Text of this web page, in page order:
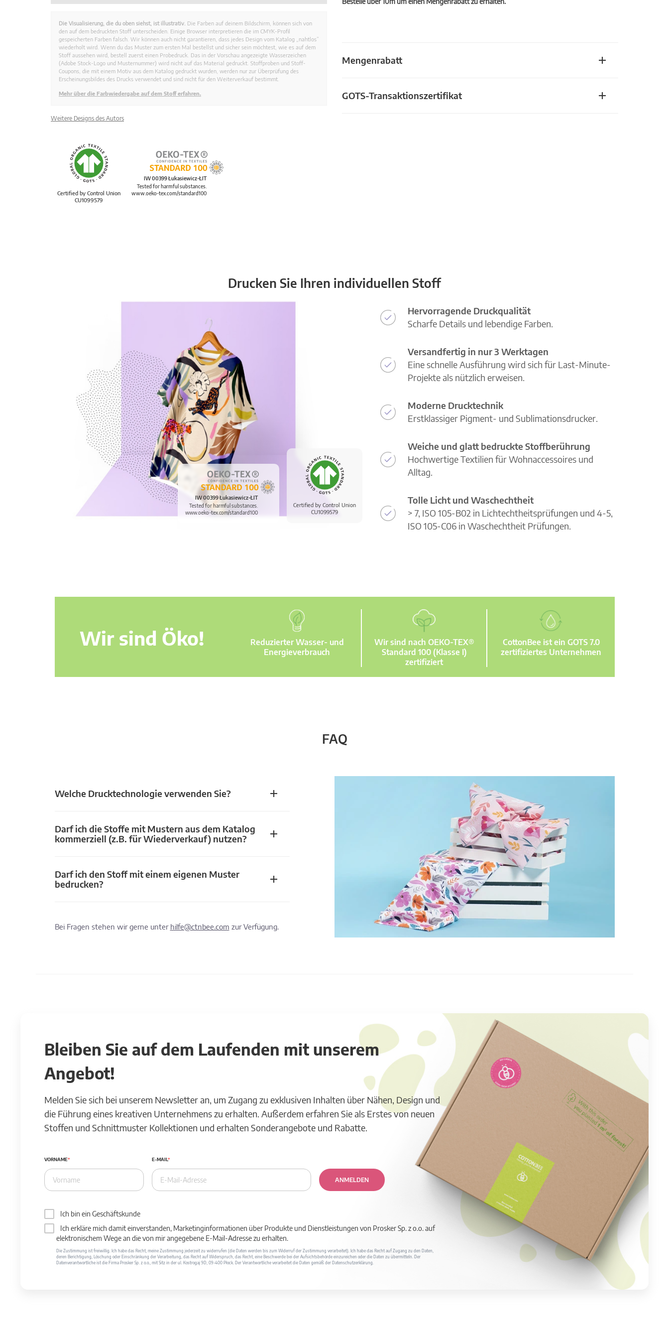
Mengenrabatt
GOTS-Transaktionszertifikat
Die Visualisierung, die du oben siehst, ist illustrativ. Die Farben auf deinem Bildschirm, können sich von
den auf dem bedruckten Stoff unterscheiden. Einige Browser interpretieren die im CMYK-Profil
gespeicherten Farben falsch. Wir können auch nicht garantieren, dass jedes Design vom Katalog „nahtlos”
wiederholt wird. Wenn du das Muster zum ersten Mal bestellst und sicher sein möchtest, wie es auf dem
Stoff aussehen wird, bestell zuerst einen Probedruck. Das in der Vorschau angezeigte Wasserzeichen
(Adobe Stock-Logo und Musternummer) wird nicht auf das Material gedruckt. Stoffproben und Stoff-
Coupons, die mit einem Motiv aus dem Katalog gedruckt wurden, werden nur zur Überprüfung des
Erscheinungsbildes des Drucks verwendet und sind nicht für den Weiterverkauf bestimmt.
Mehr über die Farbwiedergabe auf dem Stoff erfahren.
Weitere Designs des Autors
Certified by Control Union
CU1099579
IW 00399 Łukasiewicz-ŁIT
Tested for harmful substances.
www.oeko-tex.com/standard100
Drucken Sie Ihren individuellen Stoff
Certified by Control Union
CU1099579
IW 00399 Łukasiewicz-ŁIT
Tested for harmful substances.
www.oeko-tex.com/standard100
Hervorragende Druckqualität
Scharfe Details und lebendige Farben.
Versandfertig in nur 3 Werktagen
Eine schnelle Ausführung wird sich für Last-Minute-
Projekte als nützlich erweisen.
Moderne Drucktechnik
Erstklassiger Pigment- und Sublimationsdrucker.
Weiche und glatt bedruckte Stoffberührung
Hochwertige Textilien für Wohnaccessoires und
Alltag.
Tolle Licht und Waschechtheit
> 7, ISO 105-B02 in Lichtechtheitsprüfungen und 4-5,
ISO 105-C06 in Waschechtheit Prüfungen.
Wir sind Öko!
Reduzierter Wasser- und
Energieverbrauch
Wir sind nach OEKO-TEX®
Standard 100 (Klasse I)
zertifiziert
CottonBee ist ein GOTS 7.0
zertifiziertes Unternehmen
FAQ
Welche Drucktechnologie verwenden Sie?
Darf ich die Stoffe mit Mustern aus dem Katalog
kommerziell (z.B. für Wiederverkauf) nutzen?
Darf ich den Stoff mit einem eigenen Muster
bedrucken?
Bei Fragen stehen wir gerne unter hilfe@ctnbee.com zur Verfügung.
Bleiben Sie auf dem Laufenden mit unserem
Angebot!
Melden Sie sich bei unserem Newsletter an, um Zugang zu exklusiven Inhalten über Nähen, Design und
die Führung eines kreativen Unternehmens zu erhalten. Außerdem erfahren Sie als Erstes von neuen
Stoffen und Schnittmuster Kollektionen und erhalten Sonderangebote und Rabatte.
VORNAME E-MAIL
ANMELDEN
Ich bin ein Geschäftskunde
Ich erkläre mich damit einverstanden, Marketinginformationen über Produkte und Dienstleistungen von Prosker Sp. z o.o. auf
elektronischem Wege an die von mir angegebene E-Mail-Adresse zu erhalten.
Die Zustimmung ist freiwillig. Ich habe das Recht, meine Zustimmung jederzeit zu widerrufen (die Daten werden bis zum Widerruf der Zustimmung verarbeitet). Ich habe das Recht auf Zugang zu den Daten,
deren Berichtigung, Löschung oder Einschränkung der Verarbeitung, das Recht auf Widerspruch, das Recht, eine Beschwerde bei der Aufsichtsbehörde einzureichen oder die Daten zu übermitteln. Der
Datenverantwortliche ist die Firma Prosker Sp. z o.o., mit Sitz in der ul. Kostrogaj 9D, 09-400 Płock. Der Verantwortliche verarbeitet die Daten gemäß der Datenschutzerklärung.